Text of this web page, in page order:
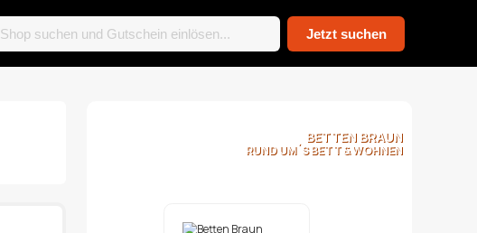
BETTEN BRAUN
RUND UM´S BETT & WOHNEN